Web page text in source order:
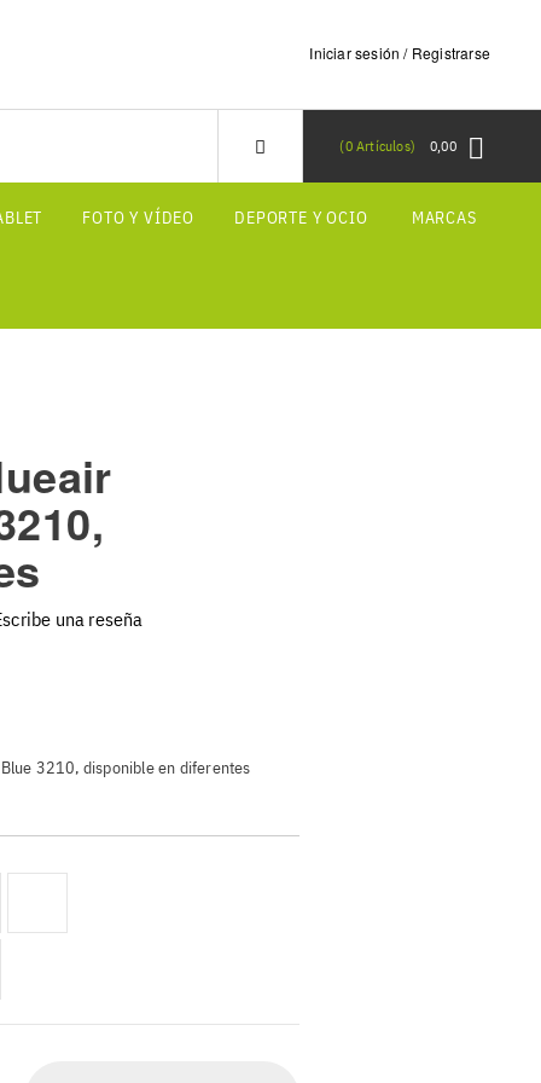
Iniciar sesión / Registrarse
0,00
0Artículos
FOTO Y VÍDEO DEPORTE Y OCIO MARCAS
una reseña
3210, disponible en diferentes